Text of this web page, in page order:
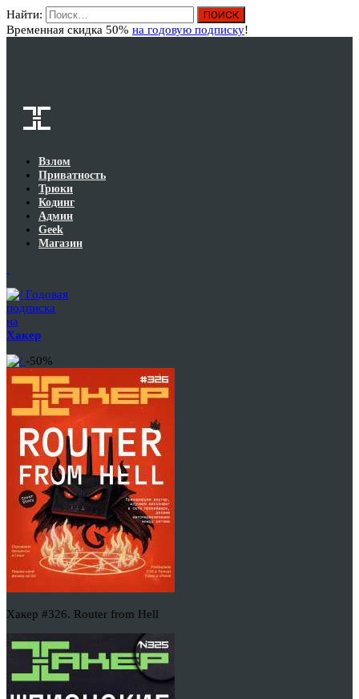
Найти:
Временная скидка 50% на годовую подписку!
Взлом
Приватность
Трюки
Кодинг
Админ
Geek
Магазин
Годовая
подписка
на
Хакер
-50%
Хакер #326. Router from Hell